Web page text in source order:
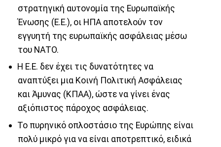
στρατηγική αυτονομία της Ευρωπαϊκής
Ένωσης (Ε.Ε.), οι ΗΠΑ αποτελούν τον
εγγυητή της ευρωπαϊκής ασφάλειας μέσω
του ΝΑΤΟ.
Η Ε.Ε. δεν έχει τις δυνατότητες να
αναπτύξει μια Κοινή Πολιτική Ασφάλειας
και Άμυνας (ΚΠΑΑ), ώστε να γίνει ένας
αξιόπιστος πάροχος ασφάλειας.
Το πυρηνικό οπλοστάσιο της Ευρώπης είναι
πολύ μικρό για να είναι αποτρεπτικό, ειδικά